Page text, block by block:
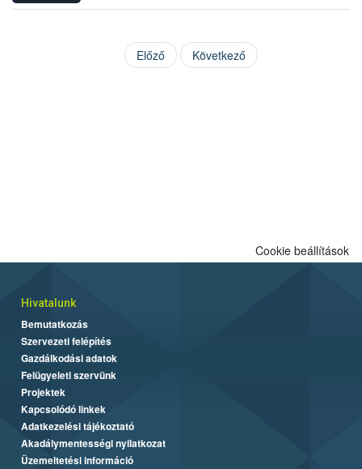
Előző Következő
Cookie beállítások
Hivatalunk
Bemutatkozás
Szervezeti felépítés
Gazdálkodási adatok
Felügyeleti szervünk
Projektek
Kapcsolódó linkek
Adatkezelési tájékoztató
Akadálymentességi nyilatkozat
Üzemeltetési információ